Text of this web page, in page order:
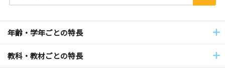
年齢・学年ごとの特長
教科・教材ごとの特長